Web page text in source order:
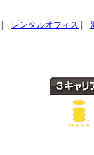
レンタルオフィス